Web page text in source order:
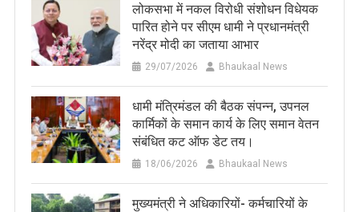
लोकसभा में नकल विरोधी संशोधन विधेयक
पारित होने पर सीएम धामी ने प्रधानमंत्री
नरेंद्र मोदी का जताया आभार
29/07/2026 Bhaukaal News
धामी मंत्रिमंडल की बैठक संपन्न, उपनल
कार्मिकों के समान कार्य के लिए समान वेतन
संबंधित कट ऑफ डेट तय।
18/06/2026 Bhaukaal News
मुख्यमंत्री ने अधिकारियों- कर्मचारियों के